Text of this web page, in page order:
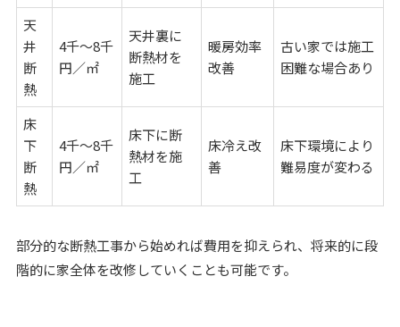
天
井
断
熱
4千〜8千
円／㎡
天井裏に
断熱材を
施工
暖房効率
改善
古い家では施工
困難な場合あり
床
下
断
熱
4千〜8千
円／㎡
床下に断
熱材を施
工
床冷え改
善
床下環境により
難易度が変わる
部分的な断熱工事から始めれば費用を抑えられ、将来的に段
階的に家全体を改修していくことも可能です。